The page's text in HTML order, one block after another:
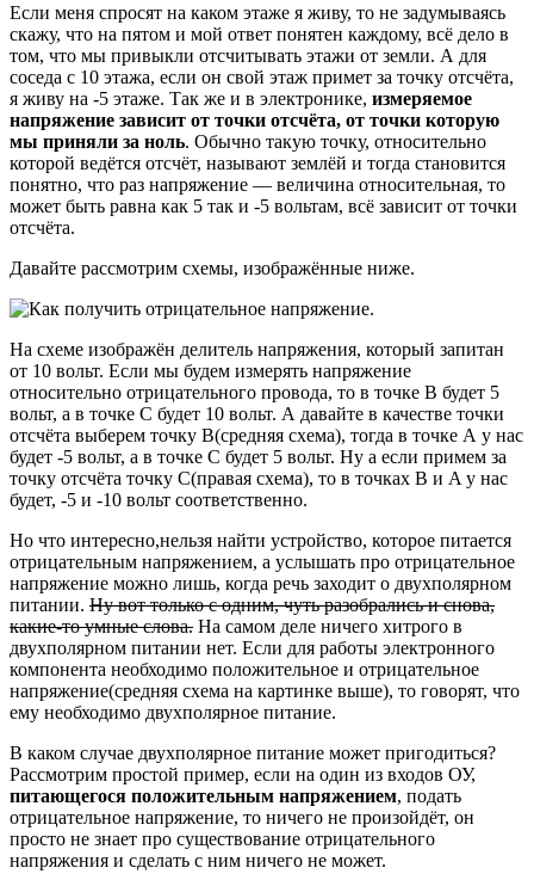
Если меня спросят на каком этаже я живу, то не задумываясь
скажу, что на пятом и мой ответ понятен каждому, всё дело в
том, что мы привыкли отсчитывать этажи от земли. А для
соседа с 10 этажа, если он свой этаж примет за точку отсчёта,
я живу на -5 этаже. Так же и в электронике, измеряемое
напряжение зависит от точки отсчёта, от точки которую
мы приняли за ноль. Обычно такую точку, относительно
которой ведётся отсчёт, называют землёй и тогда становится
понятно, что раз напряжение — величина относительная, то
может быть равна как 5 так и -5 вольтам, всё зависит от точки
отсчёта.
Давайте рассмотрим схемы, изображённые ниже.
На схеме изображён делитель напряжения, который запитан
от 10 вольт. Если мы будем измерять напряжение
относительно отрицательного провода, то в точке B будет 5
вольт, а в точке С будет 10 вольт. А давайте в качестве точки
отсчёта выберем точку B(средняя схема), тогда в точке А у нас
будет -5 вольт, а в точке С будет 5 вольт. Ну а если примем за
точку отсчёта точку С(правая схема), то в точках B и A у нас
будет, -5 и -10 вольт соответственно.
Но что интересно,нельзя найти устройство, которое питается
отрицательным напряжением, а услышать про отрицательное
напряжение можно лишь, когда речь заходит о двухполярном
питании. Ну вот только с одним, чуть разобрались и снова,
какие-то умные слова. На самом деле ничего хитрого в
двухполярном питании нет. Если для работы электронного
компонента необходимо положительное и отрицательное
напряжение(средняя схема на картинке выше), то говорят, что
ему необходимо двухполярное питание.
В каком случае двухполярное питание может пригодиться?
Рассмотрим простой пример, если на один из входов ОУ,
питающегося положительным напряжением, подать
отрицательное напряжение, то ничего не произойдёт, он
просто не знает про существование отрицательного
напряжения и сделать с ним ничего не может.